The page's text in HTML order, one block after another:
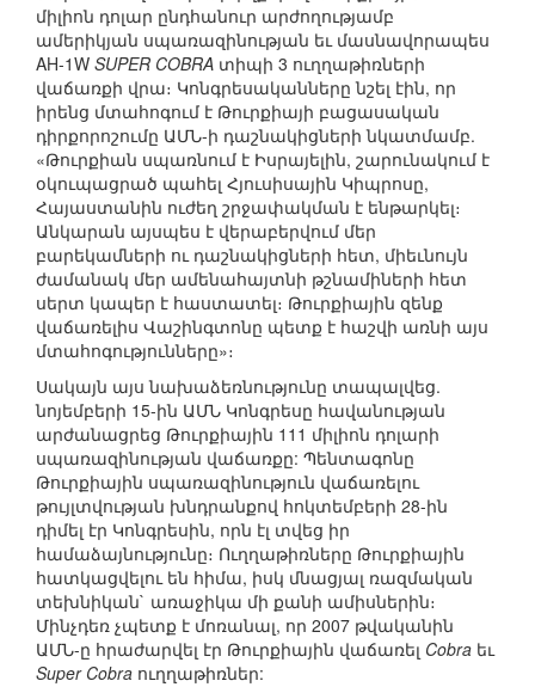
միլիոն դոլար ընդհանուր արժողությամբ
ամերիկյան սպառազինության եւ մասնավորապես
AH-1W SUPER COBRA տիպի 3 ուղղաթիռների
վաճառքի վրա։ Կոնգրեսականները նշել էին, որ
իրենց մտահոգում է Թուրքիայի բացասական
դիրքորոշումը ԱՄՆ-ի դաշնակիցների նկատմամբ.
«Թուրքիան սպառնում է Իսրայելին, շարունակում է
օկուպացրած պահել Հյուսիսային Կիպրոսը,
Հայաստանին ուժեղ շրջափակման է ենթարկել։
Անկարան այսպես է վերաբերվում մեր
բարեկամների ու դաշնակիցների հետ, միեւնույն
ժամանակ մեր ամենահայտնի թշնամիների հետ
սերտ կապեր է հաստատել։ Թուրքիային զենք
վաճառելիս Վաշինգտոնը պետք է հաշվի առնի այս
մտահոգությունները»։
Սակայն այս նախաձեռնությունը տապալվեց.
նոյեմբերի 15-ին ԱՄՆ Կոնգրեսը հավանության
արժանացրեց Թուրքիային 111 միլիոն դոլարի
սպառազինության վաճառքը: Պենտագոնը
Թուրքիային սպառազինություն վաճառելու
թույլտվության խնդրանքով հոկտեմբերի 28-ին
դիմել էր Կոնգրեսին, որն էլ տվեց իր
համաձայնությունը։ Ուղղաթիռները Թուրքիային
հատկացվելու են հիմա, իսկ մնացյալ ռազմական
տեխնիկան` առաջիկա մի քանի ամիսներին։
Մինչդեռ չպետք է մոռանալ, որ 2007 թվականին
ԱՄՆ-ը հրաժարվել էր Թուրքիային վաճառել Cobra եւ
Super Cobra ուղղաթիռներ: